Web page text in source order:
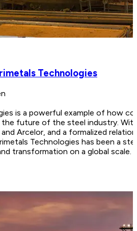
Technologies
is a powerful example of how
the future of the steel industry.
Arcelor, and a formalized
Technologies has been a
transformation on a global scale.